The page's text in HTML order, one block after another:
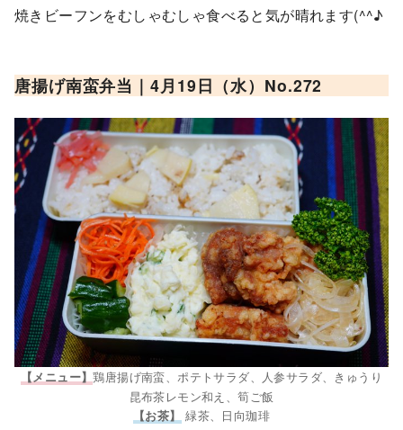
焼きビーフンをむしゃむしゃ食べると気が晴れます(^^♪
唐揚げ南蛮弁当｜4月19日（水）No.272
【メニュー】鶏唐揚げ南蛮、ポテトサラダ、人参サラダ、きゅうり
昆布茶レモン和え、筍ご飯
【お茶】 緑茶、日向珈琲